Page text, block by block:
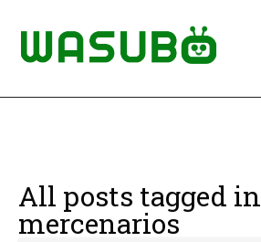
All posts tagged in
mercenarios